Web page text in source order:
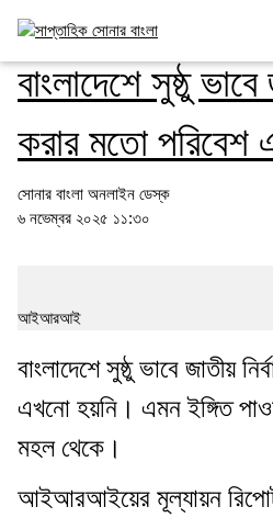
আইআরআইয়ের মূল্যায়ন রিপোর্ট
বাংলাদেশে সুষ্ঠু ভাবে
করার মতো পরিবেশ
সোনার বাংলা অনলাইন ডেস্ক
৬ নভেম্বর ২০২৫ ১১:৩০
আইআরআই
বাংলাদেশে সুষ্ঠু ভাবে জাতীয়
এখনো হয়নি। এমন ইঙ্গিত
মহল থেকে।
আইআরআইয়ের মূল্যায়ন